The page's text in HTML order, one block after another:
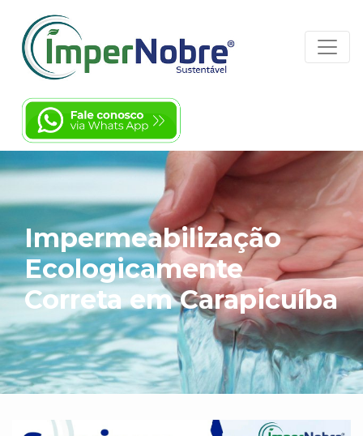
Impermeabilização
Ecologicamente
Correta em Carapicuíba